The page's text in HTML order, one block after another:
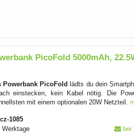
PicoFold 5000mAh,
Powerbank PicoFold lädts du dein
einstecken, kein Kabel nötig. Die
mit einem optionalen 20W Netzteil.
cz-1085
Werktage
bei